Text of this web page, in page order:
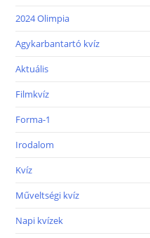
2024 Olimpia
Agykarbantartó kvíz
Aktuális
Filmkvíz
Forma-1
Irodalom
Kvíz
Műveltségi kvíz
Napi kvízek